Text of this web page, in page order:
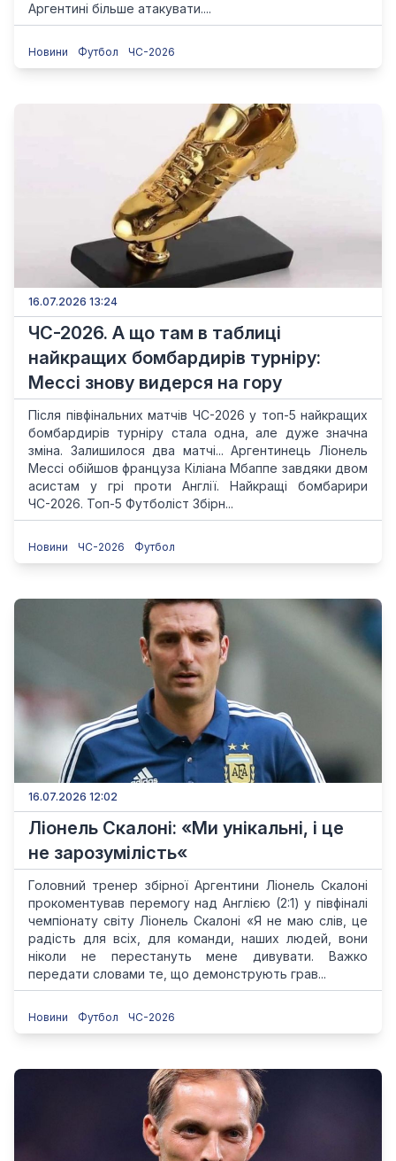
Аргентині більше атакувати....
Новини Футбол ЧС-2026
16.07.2026 13:24
ЧС-2026. А що там в таблиці
найкращих бомбардирів турніру:
Мессі знову видерся на гору
Після півфінальних матчів ЧС-2026 у топ-5 найкращих
бомбардирів турніру стала одна, але дуже значна
зміна. Залишилося два матчі... Аргентинець Ліонель
Мессі обійшов француза Кіліана Мбаппе завдяки двом
асистам у грі проти Англії. Найкращі бомбарири
ЧС-2026. Топ-5 Футболіст Збірн...
Новини ЧС-2026 Футбол
16.07.2026 12:02
Ліонель Скалоні: «Ми унікальні, і це
не зарозумілість«
Головний тренер збірної Аргентини Ліонель Скалоні
прокоментував перемогу над Англією (2:1) у півфіналі
чемпіонату світу Ліонель Скалоні «Я не маю слів, це
радість для всіх, для команди, наших людей, вони
ніколи не перестануть мене дивувати. Важко
передати словами те, що демонструють грав...
Новини Футбол ЧС-2026